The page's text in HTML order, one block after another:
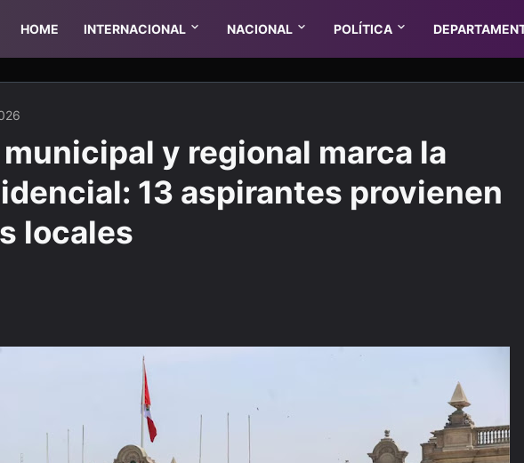
HOME INTERNACIONAL NACIONAL POLÍTICA
y regional marca la
13 aspirantes provienen
locales